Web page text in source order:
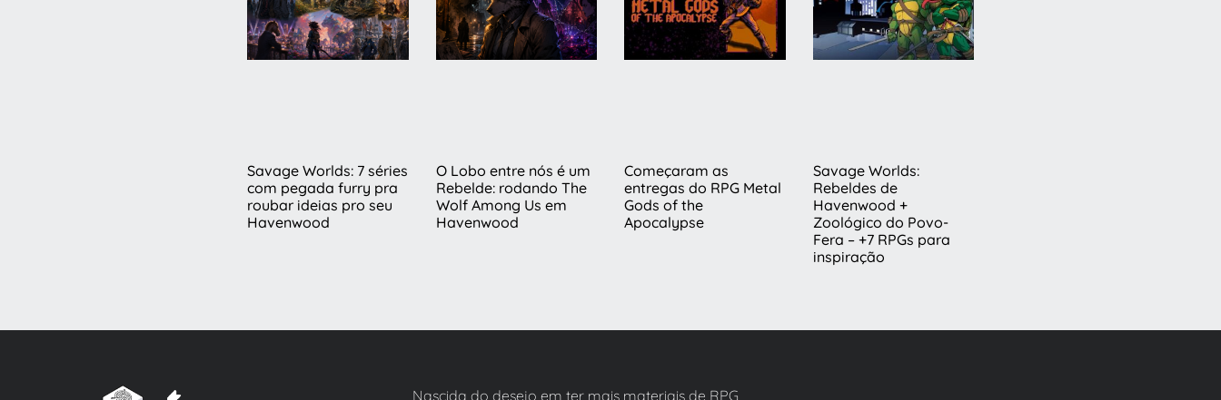
Savage Worlds: 7 séries
com pegada furry pra
roubar ideias pro seu
Havenwood
O Lobo entre nós é um
Rebelde: rodando The
Wolf Among Us em
Havenwood
Começaram as
entregas do RPG Metal
Gods of the
Apocalypse
Savage Worlds:
Rebeldes de
Havenwood +
Zoológico do Povo-
Fera – +7 RPGs para
inspiração
Nascida do desejo em ter mais materiais de RPG